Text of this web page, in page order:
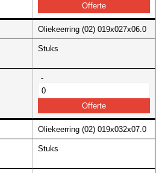
Oliekeerring (02) 019x027x06.0
Stuks
-
Oliekeerring (02) 019x032x07.0
Stuks